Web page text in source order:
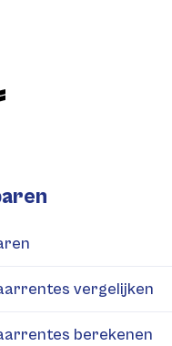
vergelijken
berekenen